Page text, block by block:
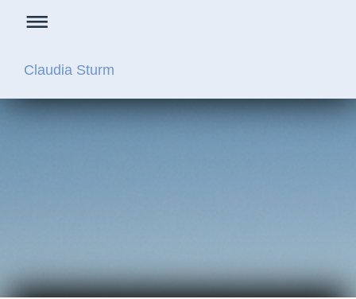
Claudia Sturm